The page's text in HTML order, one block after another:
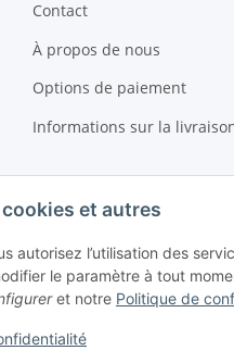
et autres
autorisez l’utilisation des
le paramètre à tout
et notre Politique de
Contact
À propos de nous
Options de paiement
Informations sur la